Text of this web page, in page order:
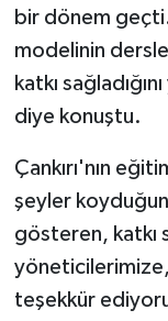
bir dönem
modelinin
katkı
diye konuştu.
Çankırı'nın
şeyler
gösteren, katkı
teşekkür